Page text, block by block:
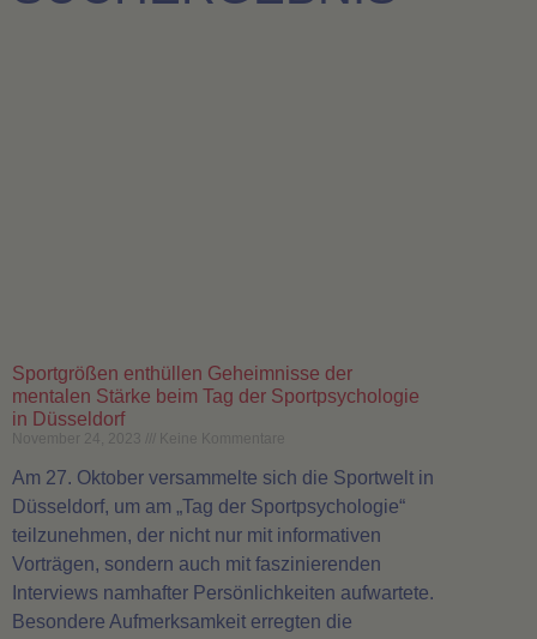
Sportgrößen enthüllen Geheimnisse der
mentalen Stärke beim Tag der Sportpsychologie
in Düsseldorf
November 24, 2023 Keine Kommentare
Am 27. Oktober versammelte sich die Sportwelt in
Düsseldorf, um am „Tag der Sportpsychologie“
teilzunehmen, der nicht nur mit informativen
Vorträgen, sondern auch mit faszinierenden
Interviews namhafter Persönlichkeiten aufwartete.
Besondere Aufmerksamkeit erregten die